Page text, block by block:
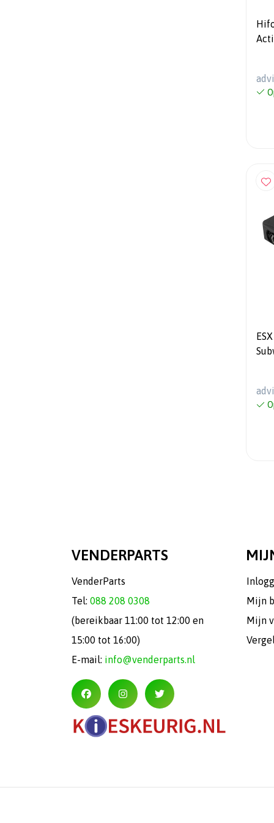
Hifonics
VENDERPARTS
VenderParts
Tel: 088 208 0308
(bereikbaar 11:00 tot 12:00 en
15:00 tot 16:00)
E-mail: info@venderparts.nl
Mijn
Mijn